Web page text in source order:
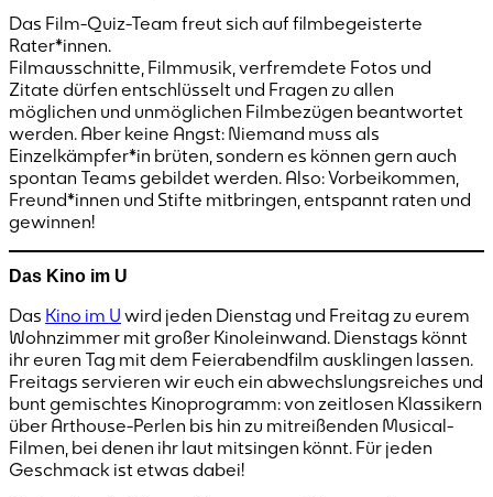
Das Film-Quiz-Team freut sich auf filmbegeisterte
Rater*innen.
Filmausschnitte, Filmmusik, verfremdete Fotos und
Zitate dürfen entschlüsselt und Fragen zu allen
möglichen und unmöglichen Filmbezügen beantwortet
werden. Aber keine Angst: Niemand muss als
Einzelkämpfer*in brüten, sondern es können gern auch
spontan Teams gebildet werden. Also: Vorbeikommen,
Freund*innen und Stifte mitbringen, entspannt raten und
gewinnen!
Das Kino im U
Das Kino im U wird jeden Dienstag und Freitag zu eurem
Wohnzimmer mit großer Kinoleinwand. Dienstags könnt
ihr euren Tag mit dem Feierabendfilm ausklingen lassen.
Freitags servieren wir euch ein abwechslungsreiches und
bunt gemischtes Kinoprogramm: von zeitlosen Klassikern
über Arthouse-Perlen bis hin zu mitreißenden Musical-
Filmen, bei denen ihr laut mitsingen könnt. Für jeden
Geschmack ist etwas dabei!